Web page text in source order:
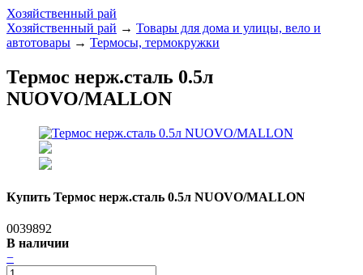
Хозяйственный рай
Хозяйственный рай → Товары для дома и улицы, вело и
автотовары → Термосы, термокружки
Термос нерж.сталь 0.5л
NUOVO/MALLON
Купить Термос нерж.сталь 0.5л NUOVO/MALLON
0039892
В наличии
−